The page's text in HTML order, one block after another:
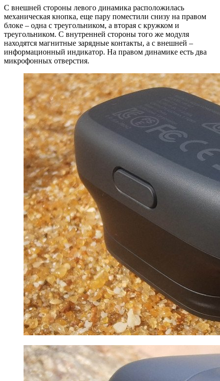
С внешней стороны левого динамика расположилась
механическая кнопка, еще пару поместили снизу на правом
блоке – одна с треугольником, а вторая с кружком и
треугольником. С внутренней стороны того же модуля
находятся магнитные зарядные контакты, а с внешней –
информационный индикатор. На правом динамике есть два
микрофонных отверстия.